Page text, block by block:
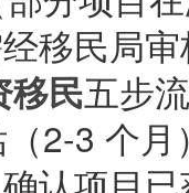
移民局
移民五步
2-3 个月